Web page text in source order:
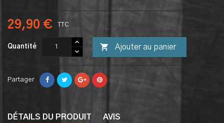
29,90 € TTC
Quantité  Ajouter au panier
Partager
DÉTAILS DU PRODUIT AVIS